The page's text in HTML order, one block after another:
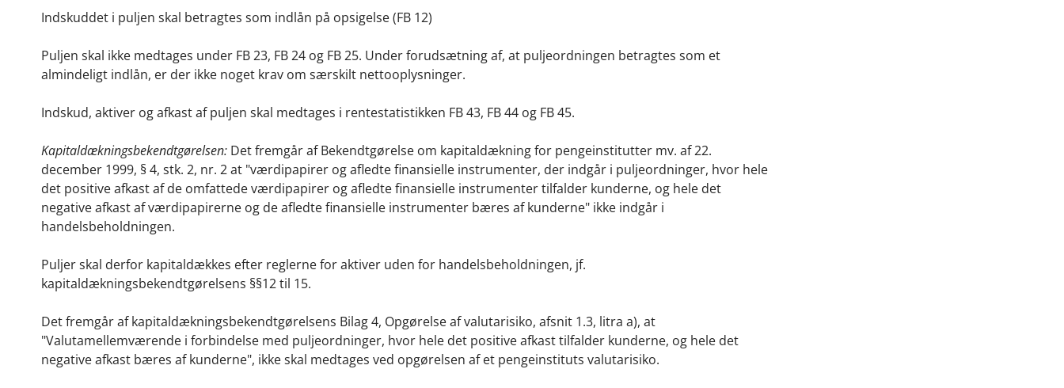
Indskuddet i puljen skal betragtes som indlån på opsigelse (FB 12)
Puljen skal ikke medtages under FB 23, FB 24 og FB 25. Under forudsætning af, at puljeordningen betragtes som et
almindeligt indlån, er der ikke noget krav om særskilt nettooplysninger.
Indskud, aktiver og afkast af puljen skal medtages i rentestatistikken FB 43, FB 44 og FB 45.
Kapitaldækningsbekendtgørelsen: Det fremgår af Bekendtgørelse om kapitaldækning for pengeinstitutter mv. af 22.
december 1999, § 4, stk. 2, nr. 2 at "værdipapirer og afledte finansielle instrumenter, der indgår i puljeordninger, hvor hele
det positive afkast af de omfattede værdipapirer og afledte finansielle instrumenter tilfalder kunderne, og hele det
negative afkast af værdipapirerne og de afledte finansielle instrumenter bæres af kunderne" ikke indgår i
handelsbeholdningen.
Puljer skal derfor kapitaldækkes efter reglerne for aktiver uden for handelsbeholdningen, jf.
kapitaldækningsbekendtgørelsens §§12 til 15.
Det fremgår af kapitaldækningsbekendtgørelsens Bilag 4, Opgørelse af valutarisiko, afsnit 1.3, litra a), at
"Valutamellemværende i forbindelse med puljeordninger, hvor hele det positive afkast tilfalder kunderne, og hele det
negative afkast bæres af kunderne", ikke skal medtages ved opgørelsen af et pengeinstituts valutarisiko.